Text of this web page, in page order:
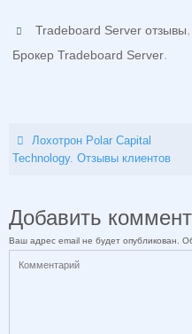
Tradeboard Server отзывы
Брокер Tradeboard Server.
Лохотрон Polar Capital
Technology. Отзывы клиентов
Добавить
Ваш адрес email не будет опубликован.